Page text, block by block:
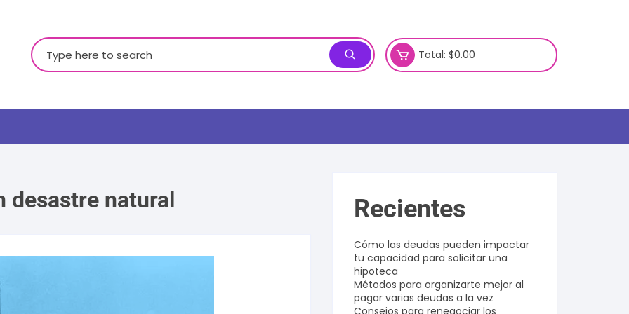
Buscar:
Total: $0.00
desastre natural Recientes
Cómo las deudas pueden impactar
tu capacidad para solicitar una
hipoteca
Métodos para organizarte mejor al
pagar varias deudas a la vez
Consejos para renegociar los